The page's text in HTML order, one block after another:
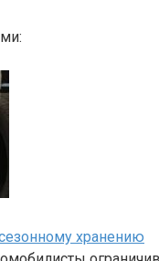
хранению